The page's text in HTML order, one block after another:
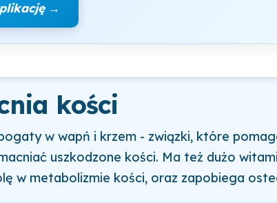
→
kości
w wapń i krzem - związki, które
uszkodzone kości. Ma też dużo
w metabolizmie kości, oraz zapobiega